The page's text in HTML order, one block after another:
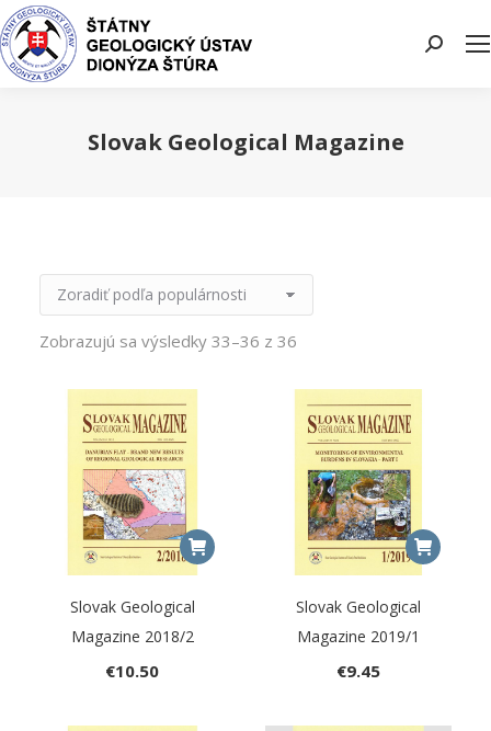
Search:
Slovak Geological Magazine
Zobrazujú sa výsledky 33–36 z 36
Slovak Geological
Magazine 2018/2
€10.50
Slovak Geological
Magazine 2019/1
€9.45